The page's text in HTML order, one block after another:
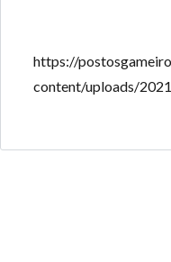
https://
content/uploads/